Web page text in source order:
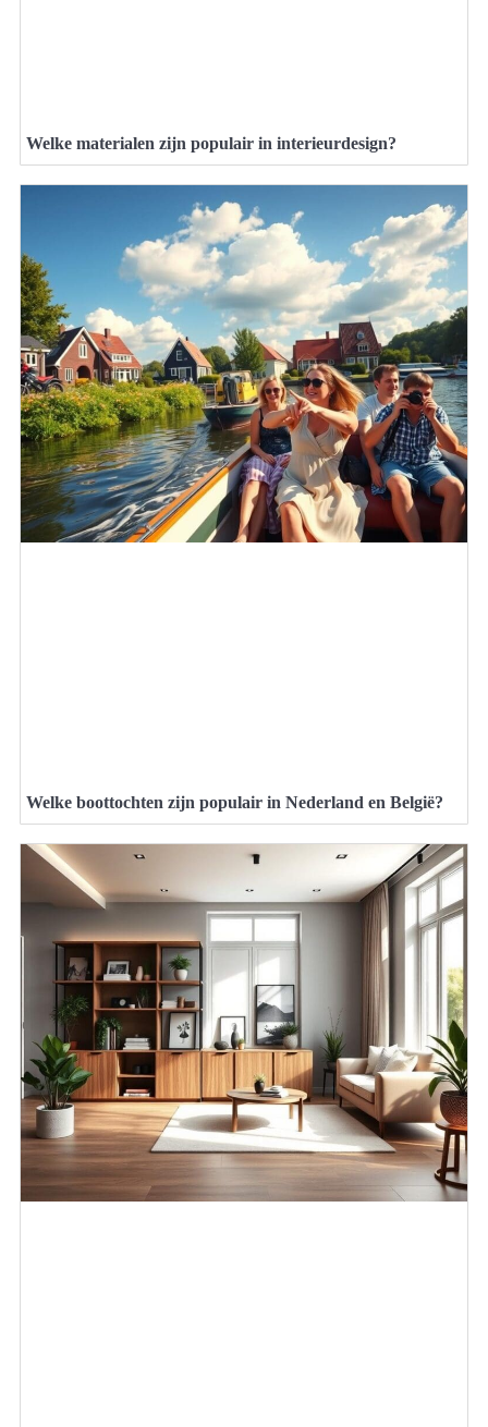
Welke materialen zijn populair in interieurdesign?
Welke boottochten zijn populair in Nederland en België?